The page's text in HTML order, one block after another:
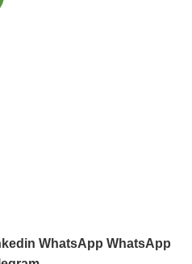
WhatsApp WhatsApp